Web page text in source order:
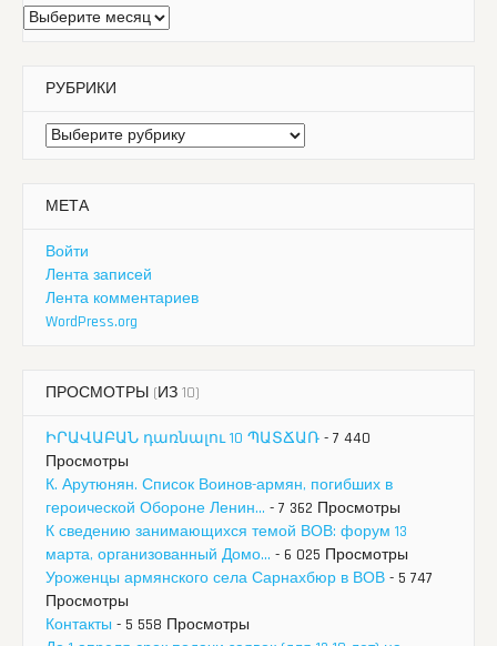
Архивы
РУБРИКИ
Рубрики
МЕТА
Войти
Лента записей
Лента комментариев
WordPress.org
ПРОСМОТРЫ (ИЗ 10)
ԻՐԱՎԱԲԱՆ դառնալու 10 ՊԱՏՃԱՌ - 7 440
Просмотры
К. Арутюнян. Список Воинов-армян, погибших в
героической Обороне Ленин... - 7 362 Просмотры
К сведению занимающихся темой ВОВ: форум 13
марта, организованный Домо... - 6 025 Просмотры
Уроженцы армянского села Сарнахбюр в ВОВ - 5 747
Просмотры
Контакты - 5 558 Просмотры